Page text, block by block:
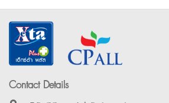
Contact Details